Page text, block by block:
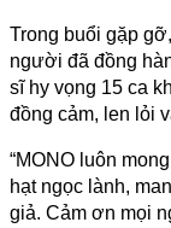
Trong buổi gặp
người đã đồng
sĩ hy vọng 15 ca
đồng cảm, len lỏi
“MONO luôn
hạt ngọc lành,
giả. Cảm ơn mọi